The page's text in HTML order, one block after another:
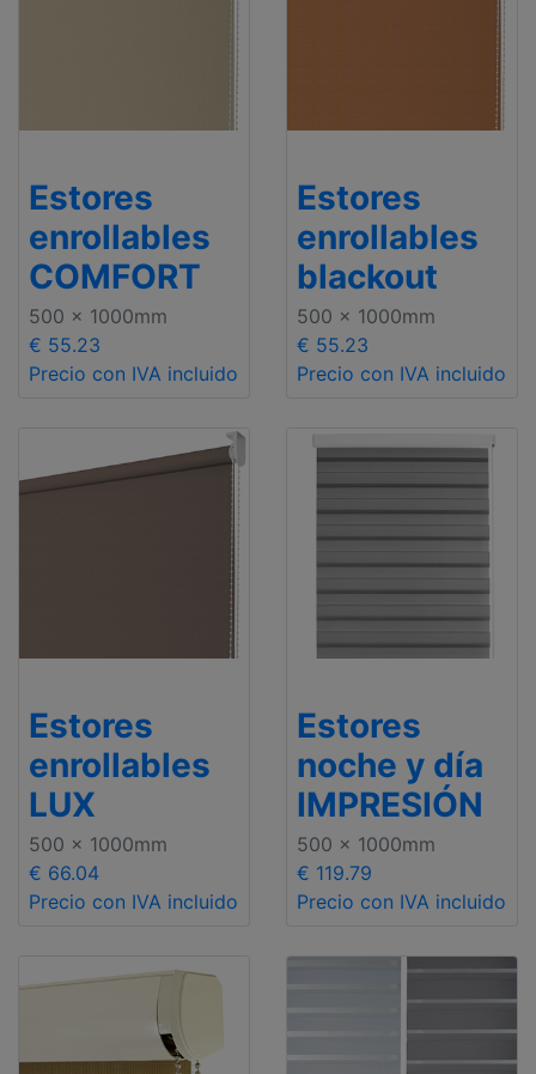
Estores
enrollables
COMFORT
500 x 1000mm
€ 55.23
Precio con IVA incluido
Estores
enrollables
blackout
500 x 1000mm
€ 55.23
Precio con IVA incluido
Estores
enrollables
LUX
500 x 1000mm
€ 66.04
Precio con IVA incluido
Estores
noche y día
IMPRESIÓN
500 x 1000mm
€ 119.79
Precio con IVA incluido